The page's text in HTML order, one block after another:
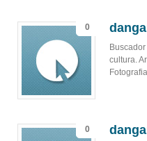
0
cultura.
0